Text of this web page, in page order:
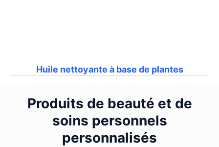
Huile nettoyante à base de plantes
Produits de beauté et de
soins personnels
personnalisés